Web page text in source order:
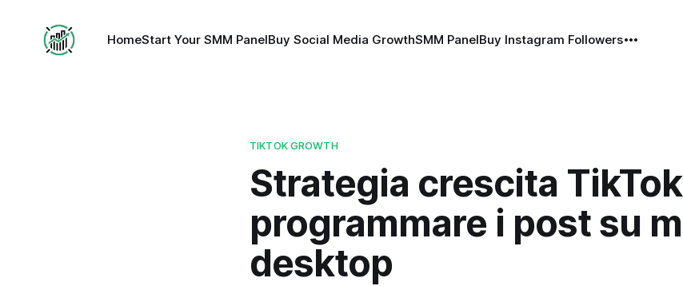
HomeStart Your SMM PanelBuy Social Media GrowthSMM PanelBuy Instagram Followers
TIKTOK GROWTH
Strategia crescita
programmare i post su
desktop